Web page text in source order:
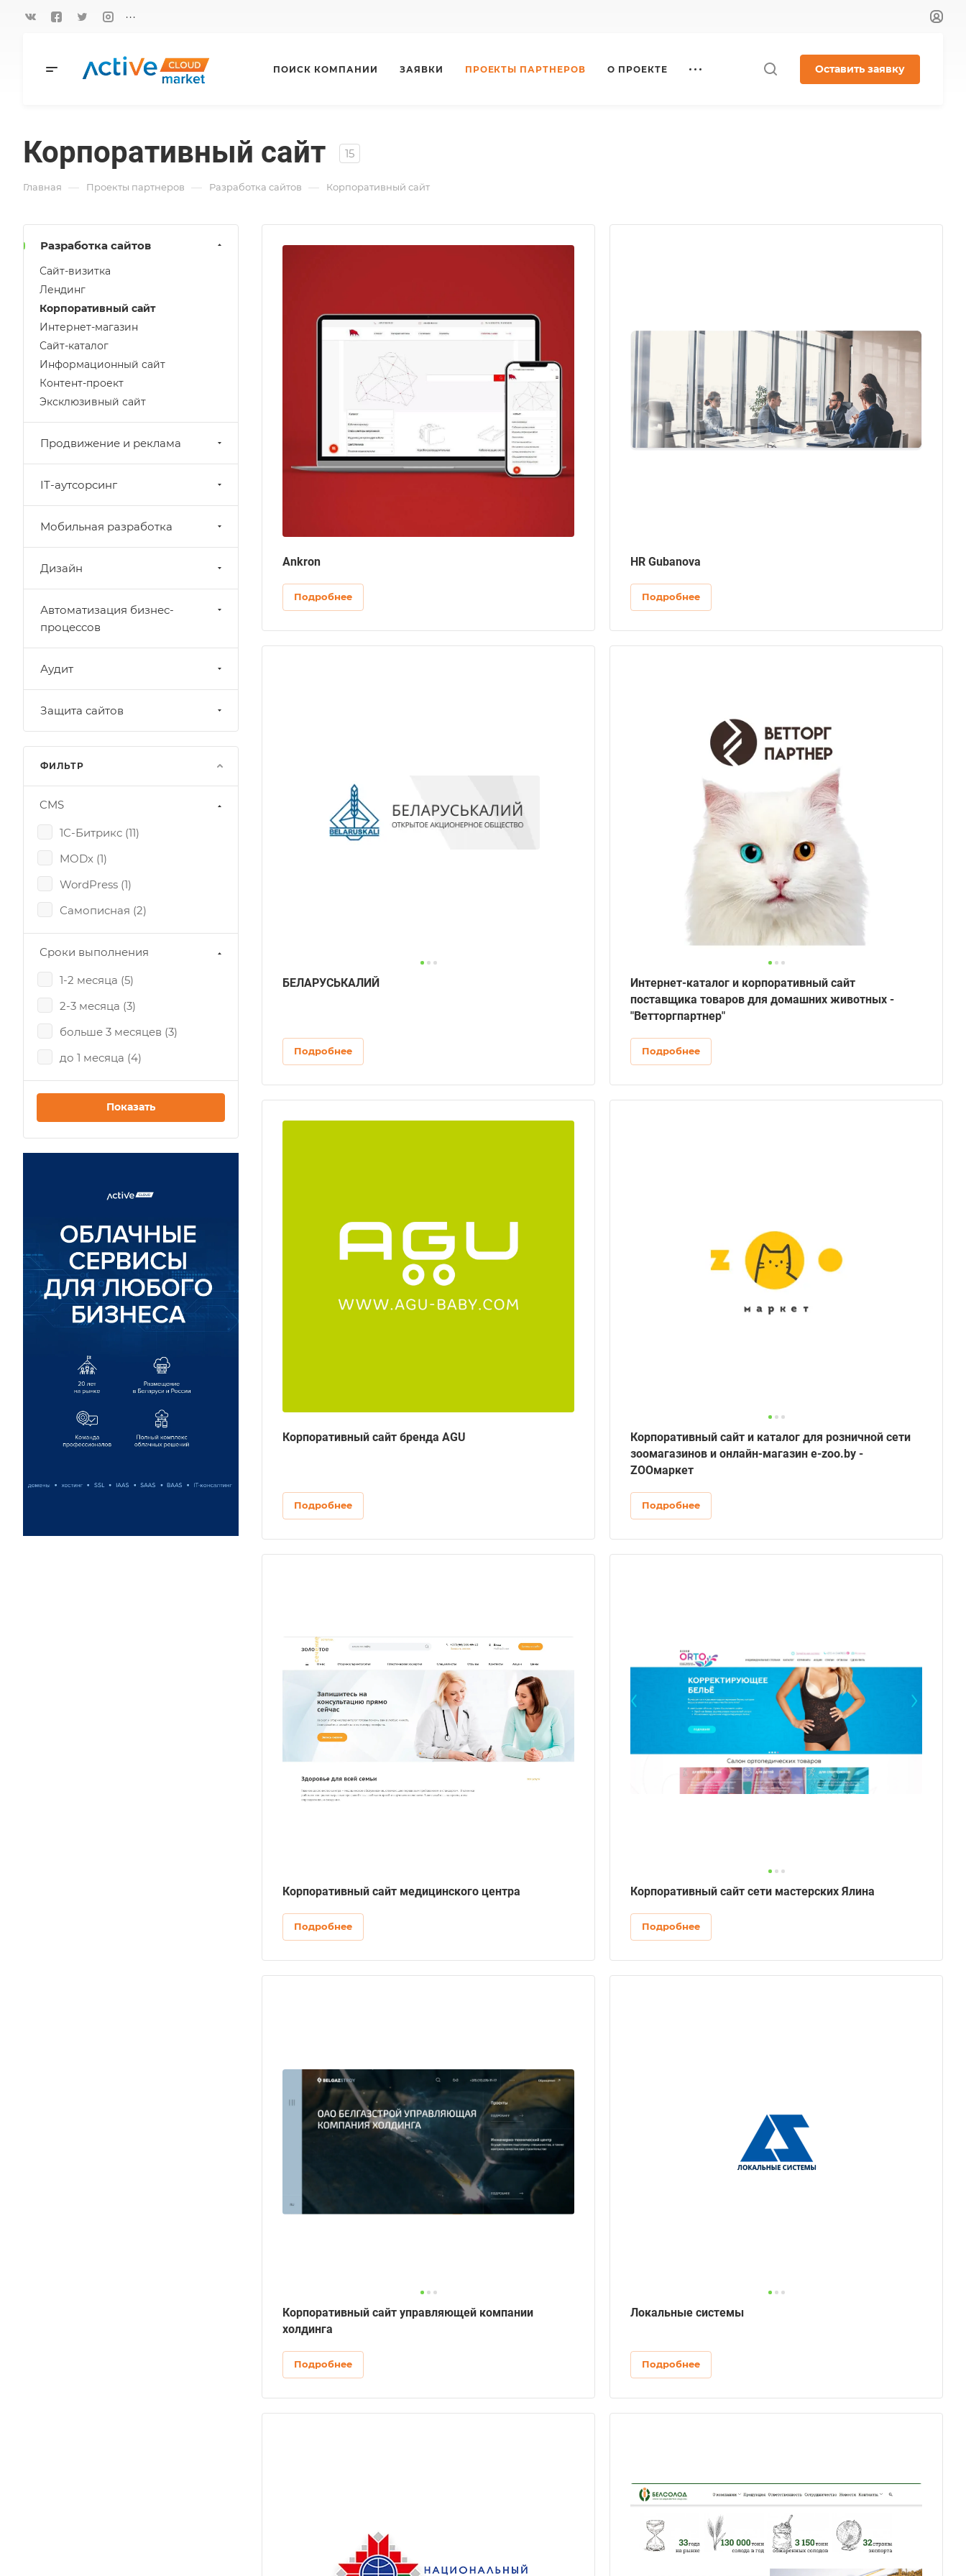
...
ПОИСК КОМПАНИИ ЗАЯВКИ ПРОЕКТЫ ПАРТНЕРОВ О ПРОЕКТЕ Оставить заявку
Корпоративный сайт 15
Главная — Проекты партнеров — Разработка сайтов — Корпоративный сайт
Ankron
Подробнее
HR Gubanova
Подробнее
БЕЛАРУСЬКАЛИЙ
Подробнее
Интернет-каталог и корпоративный сайт
поставщика товаров для домашних животных -
"Ветторгпартнер"
Подробнее
Корпоративный сайт бренда AGU
Подробнее
Корпоративный сайт и каталог для розничной сети
зоомагазинов и онлайн-магазин e-zoo.by -
ZOOмаркет
Подробнее
Корпоративный сайт медицинского центра
Подробнее
Корпоративный сайт сети мастерских Ялина
Подробнее
Корпоративный сайт управляющей компании
холдинга
Подробнее
Локальные системы
Подробнее
Разработка сайтов
Сайт-визитка
Лендинг
Корпоративный сайт
Интернет-магазин
Сайт-каталог
Информационный сайт
Контент-проект
Эксклюзивный сайт
Продвижение и реклама
IT-аутсорсинг
Мобильная разработка
Дизайн
Автоматизация бизнес-
процессов
Аудит
Защита сайтов
ФИЛЬТР
CMS
1С-Битрикс (11)
MODх (1)
WordPress (1)
Самописная (2)
Сроки выполнения
1-2 месяца (5)
2-3 месяца (3)
больше 3 месяцев (3)
до 1 месяца (4)